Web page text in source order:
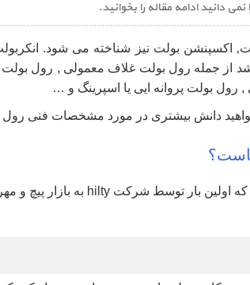
دانید ادامه مقاله را بخوانید.
‚ اکسپنشن بولت نیز شناخته می شود.
از جمله رول بولت غلاف معمولی , رول بولت
رول بولت پروانه ایی یا اسپرینگ و …
دانش بیشتری در مورد مشخصات فنی رول
که اولین بار توسط شرکت به بازار پیچ و